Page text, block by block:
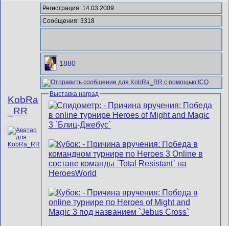
KobRa
_RR
Регистрация: 14.03.2009
Сообщения: 3318
1880
Выставка наград